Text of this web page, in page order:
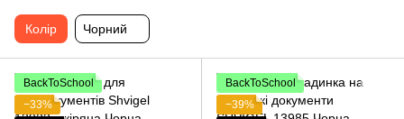
Колір Чорний
BackToSchool
−33%
BackToSchool
−39%